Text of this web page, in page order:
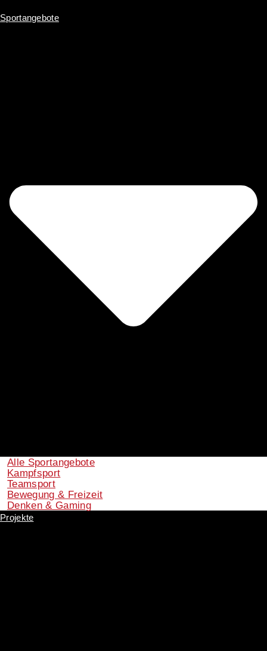
Sportangebote
Alle Sportangebote
Kampfsport
Teamsport
Bewegung & Freizeit
Denken & Gaming
Projekte